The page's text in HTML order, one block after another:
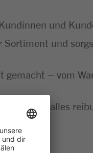
und
und
– vom
bei dir alles